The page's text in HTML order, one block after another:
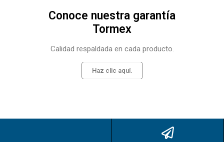
Conoce nuestra garantía
Tormex
Calidad respaldada en cada producto.
Haz clic aquí.